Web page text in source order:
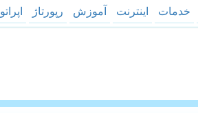
خدمات اینترنت آموزش رپورتاژ